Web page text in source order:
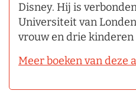
Disney. Hij is
Universiteit van
vrouw en drie kinderen
Meer boeken van deze